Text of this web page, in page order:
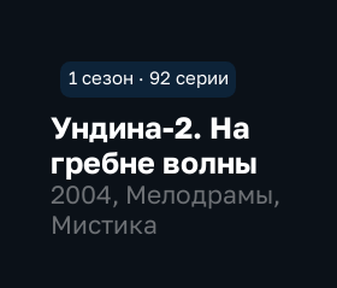
1 сезон · 92 серии
Ундина-2. На
гребне волны
2004, Мелодрамы,
Мистика